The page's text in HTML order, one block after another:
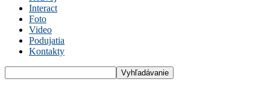
Interact
Foto
Video
Podujatia
Kontakty